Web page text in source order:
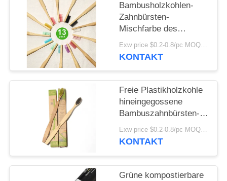
DATENSCHUTZ-
BESTIMMUNGEN
Bambusholzkohlen-
Zahnbürsten-
Mischfarbe des
Erwachsen-
Zahnpflegestrengen
Exw price $0.2-0.8/pc MOQ:100pcs
KONTAKT
Freie Plastikholzkohle
hineingegossene
Bambuszahnbürsten-
recyclebare runde
Bambuszahnbürste
Exw price $0.2-0.8/pc MOQ:100pcs
KONTAKT
Grüne kompostierbare